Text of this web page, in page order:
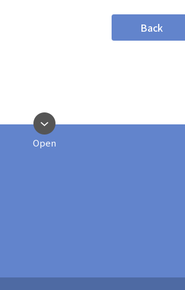
Back
Open